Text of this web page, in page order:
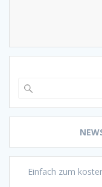
Einfach zum